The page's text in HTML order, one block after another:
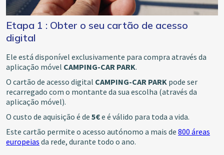
Etapa 1 : Obter o seu cartão de acesso
digital
Ele está disponível exclusivamente para compra através da
aplicação móvel CAMPING-CAR PARK.
O cartão de acesso digital CAMPING-CAR PARK pode ser
recarregado com o montante da sua escolha (através da
aplicação móvel).
O custo de aquisição é de 5€e é válido para toda a vida.
Este cartão permite o acesso autónomo a mais de 800 áreas
europeias da rede, durante todo o ano.